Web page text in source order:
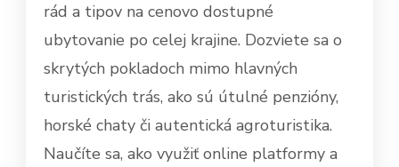
rád a tipov na cenovo dostupné
ubytovanie po celej krajine. Dozviete sa o
skrytých pokladoch mimo hlavných
turistických trás, ako sú útulné penzióny,
horské chaty či autentická agroturistika.
Naučíte sa, ako využiť online platformy a